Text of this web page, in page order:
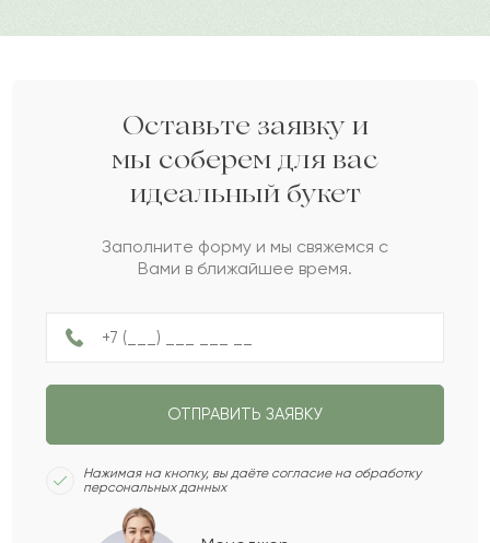
Дарите своим близким любовь вместе с Pro-buket.
Ф 2022-07-16
Фарид
2022-07-15
Георгина
2022-05-20
Расина
Антонин
О Осип
Оразгали
Оставьте заявку и
мы соберем для вас
идеальный букет
Заполните форму и мы свяжемся с
Вами в ближайшее время.
ОТПРАВИТЬ ЗАЯВКУ
Нажимая на кнопку, вы даёте согласие на обработку
персональных данных